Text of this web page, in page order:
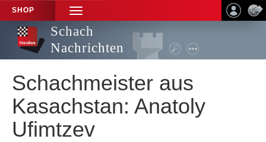
SHOP
TOGGLE
NAVIGATION
Schach
Nachrichten
Schachmeister aus
Kasachstan: Anatoly
Ufimtzev